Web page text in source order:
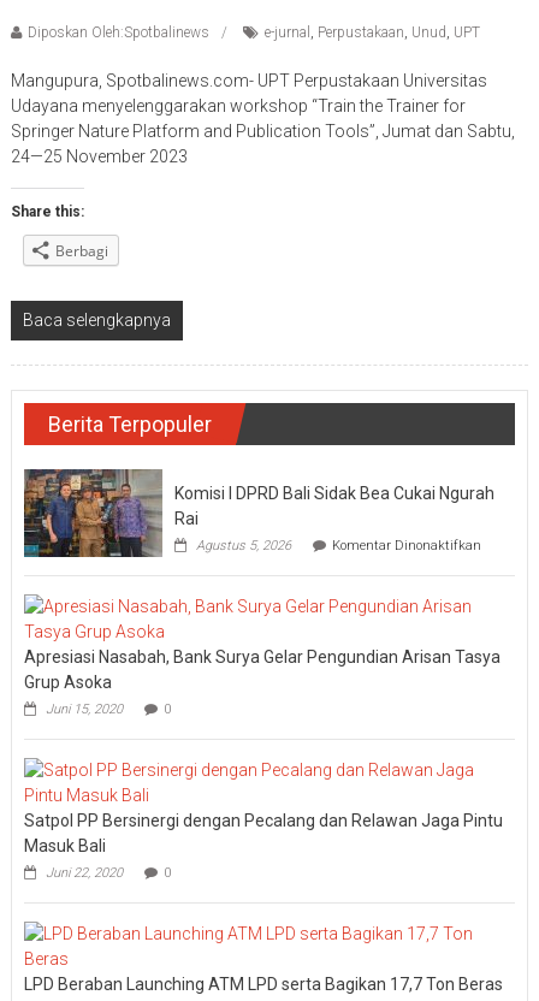
Diposkan Oleh:Spotbalinews e-jurnal , Perpustakaan, Unud, UPT
Mangupura, Spotbalinews.com- UPT Perpustakaan Universitas
Udayana menyelenggarakan workshop “Train the Trainer for
Springer Nature Platform and Publication Tools”, Jumat dan Sabtu,
24—25 November 2023
Share this:
Berbagi
Baca selengkapnya
Berita Terpopuler
Komisi I DPRD Bali Sidak Bea Cukai Ngurah
Rai
Agustus 5, 2026 Komentar Dinonaktifkanpada
I
Bea
Apresiasi Nasabah, Bank Surya Gelar Pengundian Arisan Tasya
Grup Asoka
Juni 15, 2020 0
Satpol PP Bersinergi dengan Pecalang dan Relawan Jaga Pintu
Masuk Bali
Juni 22, 2020 0
LPD Beraban Launching ATM LPD serta Bagikan 17,7 Ton Beras